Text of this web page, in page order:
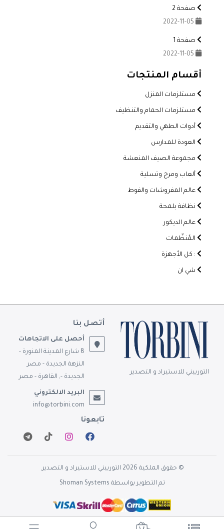
صفحة 2
صفحة 1
أقسام المنتجات
مستلزمات المنزل
مستلزمات الحمام والتنظيف
أدوات الطهي والتقديم
العودة للمدارس
مجموعة الصيف المنعشة
ألعاب ومرح وتسلية
عالم المفروشات والفوط
نظافة بلمحة
عالم الديكور
المُنظّمات
: كل الأجهزة
شي ان
التوربيني للاستيراد و التصدير
أتصل بنا
أحصل على الاتجاهات
8 شارع المدينة المنورة -
النزهة الجديدة - مصر
الجديدة -, القاهرة - مصر
البريد الالكتروني
info@torbini.com
تابعونا
© حقوق الملكية 2026 التوربيني للاستيراد و التصدير.
تم التطوير بواسطة Shoman Systems